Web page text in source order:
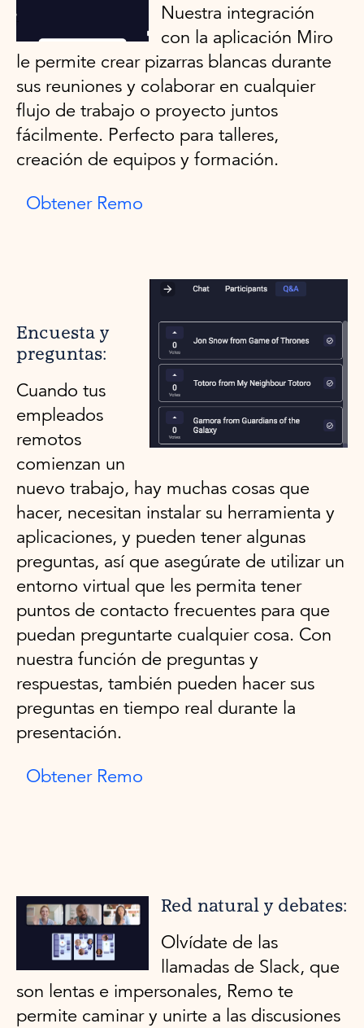
Nuestra integración
con la aplicación Miro
le permite crear pizarras blancas durante
sus reuniones y colaborar en cualquier
flujo de trabajo o proyecto juntos
fácilmente. Perfecto para talleres,
creación de equipos y formación.
Obtener Remo
Encuesta y
preguntas:
Cuando tus
empleados
remotos
comienzan un
nuevo trabajo, hay muchas cosas que
hacer, necesitan instalar su herramienta y
aplicaciones, y pueden tener algunas
preguntas, así que asegúrate de utilizar un
entorno virtual que les permita tener
puntos de contacto frecuentes para que
puedan preguntarte cualquier cosa. Con
nuestra función de preguntas y
respuestas, también pueden hacer sus
preguntas en tiempo real durante la
presentación.
Obtener Remo
Red natural y debates:
Olvídate de las
llamadas de Slack, que
son lentas e impersonales, Remo te
permite caminar y unirte a las discusiones